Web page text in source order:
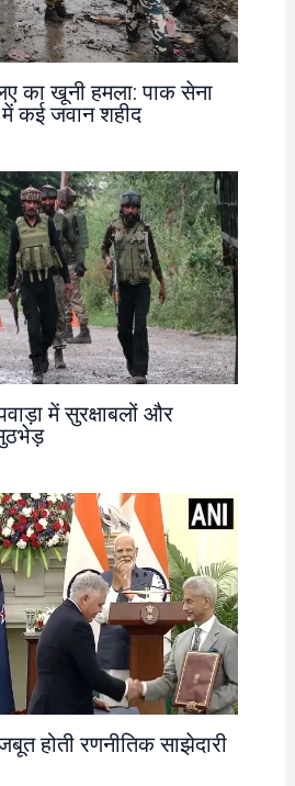
का खूनी हमला: पाक सेना
कई जवान शहीद
में सुरक्षाबलों और
होती रणनीतिक साझेदारी